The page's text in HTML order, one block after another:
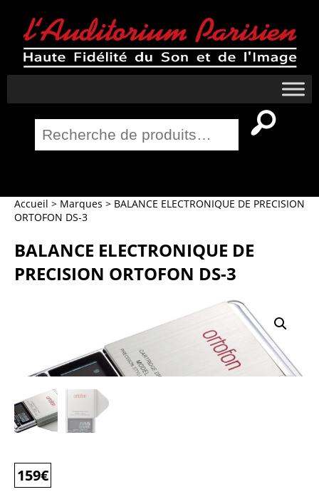
pour :
Accueil > Marques > BALANCE ELECTRONIQUE DE PRECISION
ORTOFON DS-3
BALANCE ELECTRONIQUE DE
PRECISION ORTOFON DS-3
159€